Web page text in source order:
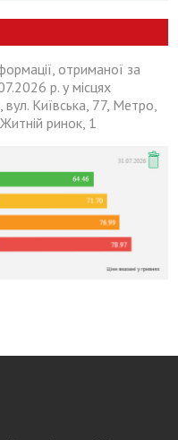
отриманої за
р. у місцях
Київська, 77, Метро,
ринок, 1